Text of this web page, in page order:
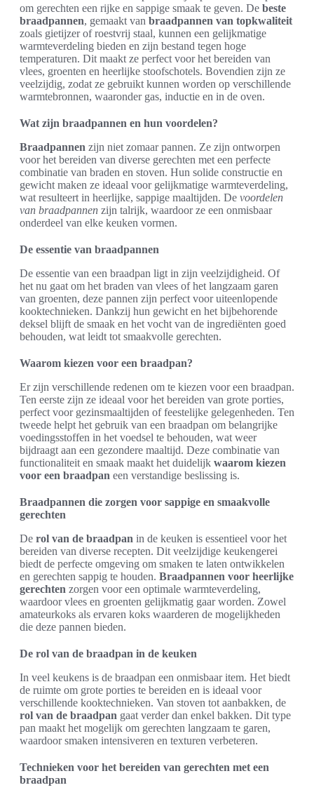
om gerechten een rijke en sappige smaak te geven. De beste
braadpannen, gemaakt van braadpannen van topkwaliteit
zoals gietijzer of roestvrij staal, kunnen een gelijkmatige
warmteverdeling bieden en zijn bestand tegen hoge
temperaturen. Dit maakt ze perfect voor het bereiden van
vlees, groenten en heerlijke stoofschotels. Bovendien zijn ze
veelzijdig, zodat ze gebruikt kunnen worden op verschillende
warmtebronnen, waaronder gas, inductie en in de oven.
Wat zijn braadpannen en hun voordelen?
Braadpannen zijn niet zomaar pannen. Ze zijn ontworpen
voor het bereiden van diverse gerechten met een perfecte
combinatie van braden en stoven. Hun solide constructie en
gewicht maken ze ideaal voor gelijkmatige warmteverdeling,
wat resulteert in heerlijke, sappige maaltijden. De voordelen
van braadpannen zijn talrijk, waardoor ze een onmisbaar
onderdeel van elke keuken vormen.
De essentie van braadpannen
De essentie van een braadpan ligt in zijn veelzijdigheid. Of
het nu gaat om het braden van vlees of het langzaam garen
van groenten, deze pannen zijn perfect voor uiteenlopende
kooktechnieken. Dankzij hun gewicht en het bijbehorende
deksel blijft de smaak en het vocht van de ingrediënten goed
behouden, wat leidt tot smaakvolle gerechten.
Waarom kiezen voor een braadpan?
Er zijn verschillende redenen om te kiezen voor een braadpan.
Ten eerste zijn ze ideaal voor het bereiden van grote porties,
perfect voor gezinsmaaltijden of feestelijke gelegenheden. Ten
tweede helpt het gebruik van een braadpan om belangrijke
voedingsstoffen in het voedsel te behouden, wat weer
bijdraagt aan een gezondere maaltijd. Deze combinatie van
functionaliteit en smaak maakt het duidelijk waarom kiezen
voor een braadpan een verstandige beslissing is.
Braadpannen die zorgen voor sappige en smaakvolle
gerechten
De rol van de braadpan in de keuken is essentieel voor het
bereiden van diverse recepten. Dit veelzijdige keukengerei
biedt de perfecte omgeving om smaken te laten ontwikkelen
en gerechten sappig te houden. Braadpannen voor heerlijke
gerechten zorgen voor een optimale warmteverdeling,
waardoor vlees en groenten gelijkmatig gaar worden. Zowel
amateurkoks als ervaren koks waarderen de mogelijkheden
die deze pannen bieden.
De rol van de braadpan in de keuken
In veel keukens is de braadpan een onmisbaar item. Het biedt
de ruimte om grote porties te bereiden en is ideaal voor
verschillende kooktechnieken. Van stoven tot aanbakken, de
rol van de braadpan gaat verder dan enkel bakken. Dit type
pan maakt het mogelijk om gerechten langzaam te garen,
waardoor smaken intensiveren en texturen verbeteren.
Technieken voor het bereiden van gerechten met een
braadpan